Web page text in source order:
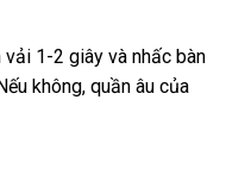
1-2 giây và nhấc bàn
không, quần âu của